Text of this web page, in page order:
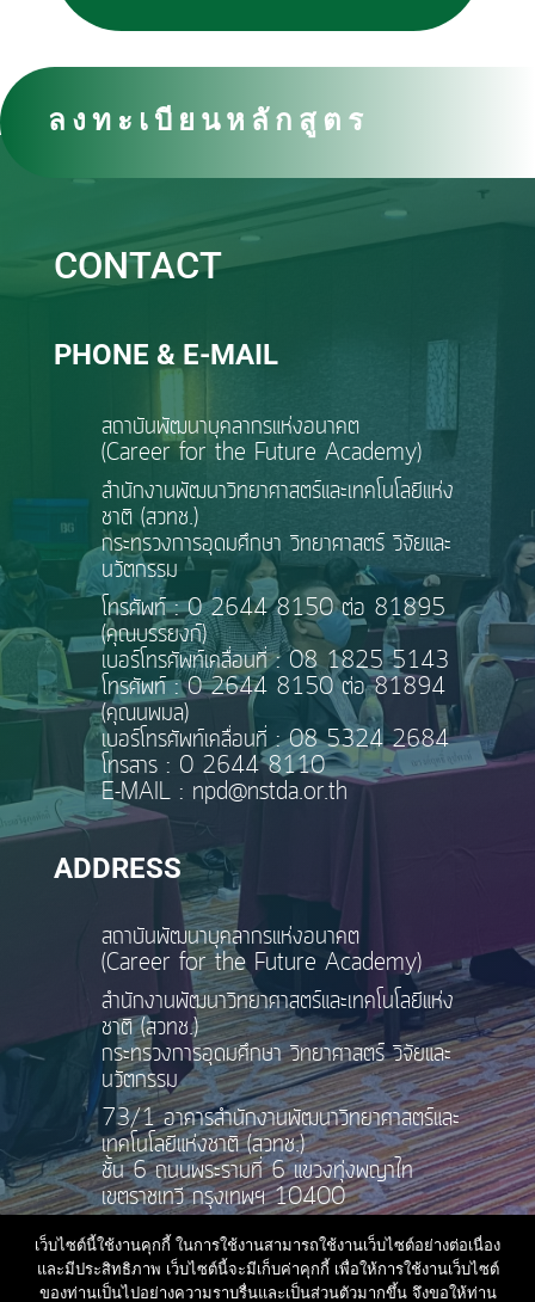
ลงทะเบียนหลักสูตร
CONTACT
PHONE & E-MAIL
สถาบันพัฒนาบุคลากรแห่งอนาคต
(Career for the Future Academy)
สำนักงานพัฒนาวิทยาศาสตร์และเทคโนโลยีแห่ง
ชาติ (สวทช.)
กระทรวงการอุดมศึกษา วิทยาศาสตร์ วิจัยและ
นวัตกรรม
โทรศัพท์ : 0 2644 8150 ต่อ 81895
(คุณบรรยงก์)
เบอร์โทรศัพท์เคลื่อนที่ : 08 1825 5143
โทรศัพท์ : 0 2644 8150 ต่อ 81894
(คุณนพมล)
เบอร์โทรศัพท์เคลื่อนที่ : 08 5324 2684
โทรสาร : 0 2644 8110
E-MAIL : npd@nstda.or.th
ADDRESS
สถาบันพัฒนาบุคลากรแห่งอนาคต
(Career for the Future Academy)
สำนักงานพัฒนาวิทยาศาสตร์และเทคโนโลยีแห่ง
ชาติ (สวทช.)
กระทรวงการอุดมศึกษา วิทยาศาสตร์ วิจัยและ
นวัตกรรม
73/1 อาคารสำนักงานพัฒนาวิทยาศาสตร์และ
เทคโนโลยีแห่งชาติ (สวทช.)
ชั้น 6 ถนนพระรามที่ 6 แขวงทุ่งพญาไท
เขตราชเทวี กรุงเทพฯ 10400
เว็บไซต์นี้ใช้งานคุกกี้ ในการใช้งานสามารถใช้งานเว็บไซต์อย่างต่อเนื่อง
และมีประสิทธิภาพ เว็บไซต์นี้จะมีเก็บค่าคุกกี้ เพื่อให้การใช้งานเว็บไซต์
ของท่านเป็นไปอย่างความราบรื่นและเป็นส่วนตัวมากขึ้น จึงขอให้ท่าน